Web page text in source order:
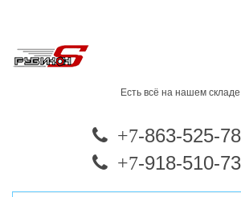
Есть всё на нашем складе
+7-863-525-
+7-918-510-